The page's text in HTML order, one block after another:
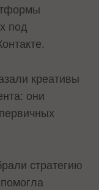
под
креативы
они
стратегию